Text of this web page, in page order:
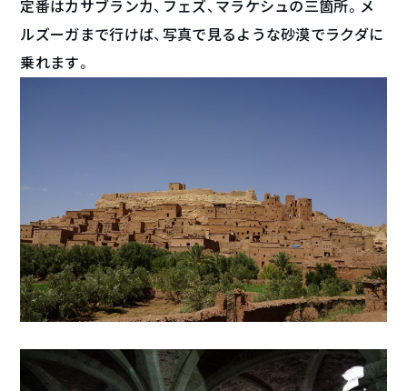
定番はカサブランカ、フェズ、マラケシュの三箇所。メ
ルズーガまで行けば、写真で見るような砂漠でラクダに
乗れます。